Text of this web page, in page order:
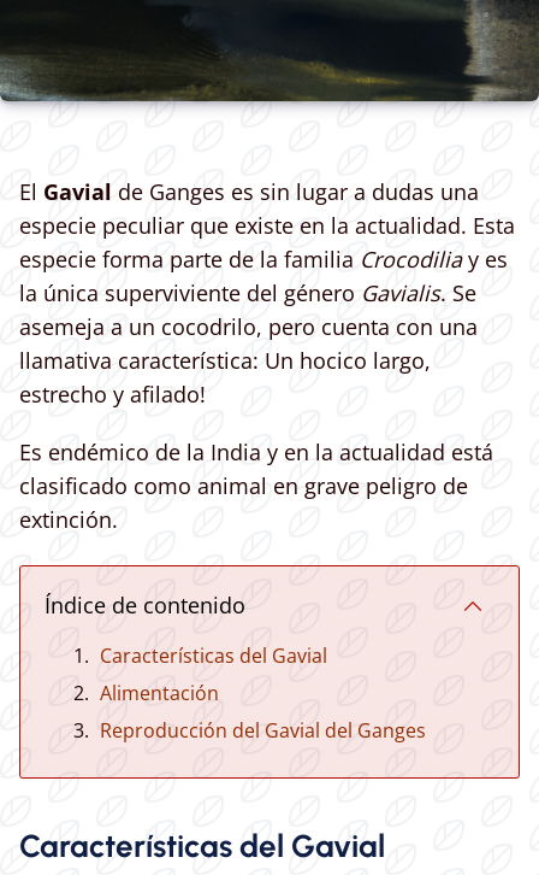
El Gavial de Ganges es sin lugar a dudas una
especie peculiar que existe en la actualidad. Esta
especie forma parte de la familia Crocodiliay es
la única superviviente del género Gavialis. Se
asemeja a un cocodrilo, pero cuenta con una
llamativa característica: Un hocico largo,
estrecho y afilado!
Es endémico de la India y en la actualidad está
clasificado como animal en grave peligro de
extinción.
Índice de contenido
Características del Gavial
Alimentación
Reproducción del Gavial del Ganges
Características del Gavial